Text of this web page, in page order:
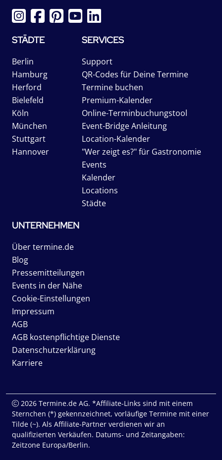
STÄDTE
Berlin
Hamburg
Herford
Bielefeld
Köln
München
Stuttgart
Hannover
SERVICES
Support
QR-Codes für Deine Termine
Termine buchen
Premium-Kalender
Online-Terminbuchungstool
Event-Bridge Anleitung
Location-Kalender
"Wer zeigt es?" für Gastronomie
Events
Kalender
Locations
Städte
UNTERNEHMEN
Über termine.de
Blog
Pressemitteilungen
Events in der Nähe
Cookie-Einstellungen
Impressum
AGB
AGB kostenpflichtige Dienste
Datenschutzerklärung
Karriere
2026 Termine.de AG. *Affiliate-Links sind mit einem
Sternchen (*) gekennzeichnet, vorläufige Termine mit einer
Tilde (~). Als Affiliate-Partner verdienen wir an
qualifizierten Verkäufen. Datums- und Zeitangaben:
Zeitzone Europa/Berlin.